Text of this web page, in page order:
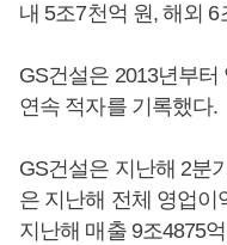
내 5조7천억 원, 해외
GS건설은 2013년부
연속 적자를 기록했다.
GS건설은 지난해 2분
은 지난해 전체 영업이
지난해 매출 9조4875